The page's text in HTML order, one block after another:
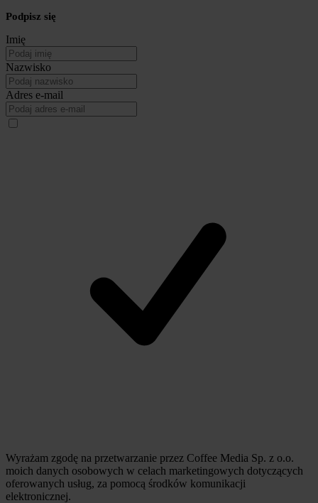
Podpisz się
Imię
Nazwisko
Adres e-mail
Wyrażam zgodę na przetwarzanie przez Coffee Media Sp. z o.o.
moich danych osobowych w celach marketingowych dotyczących
oferowanych usług, za pomocą środków komunikacji
elektronicznej.